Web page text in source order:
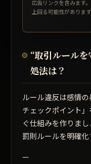
広告リンクを含みます
上回る可能性があります
“取引ルール
処法は？
ルール違反は感情
チェックポイント」
ぐ仕組みを作りま
罰則ルールを明確化
—